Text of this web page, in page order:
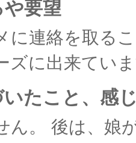
や要望
に連絡を取る
ズに出来てい
たこと、感
ん。 後は、娘